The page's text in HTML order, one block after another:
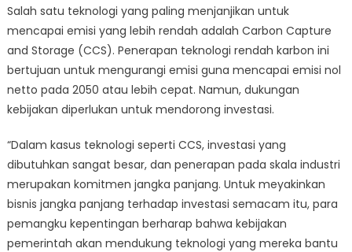
Salah satu teknologi yang paling menjanjikan untuk
mencapai emisi yang lebih rendah adalah Carbon Capture
and Storage (CCS). Penerapan teknologi rendah karbon ini
bertujuan untuk mengurangi emisi guna mencapai emisi nol
netto pada 2050 atau lebih cepat. Namun, dukungan
kebijakan diperlukan untuk mendorong investasi.
“Dalam kasus teknologi seperti CCS, investasi yang
dibutuhkan sangat besar, dan penerapan pada skala industri
merupakan komitmen jangka panjang. Untuk meyakinkan
bisnis jangka panjang terhadap investasi semacam itu, para
pemangku kepentingan berharap bahwa kebijakan
pemerintah akan mendukung teknologi yang mereka bantu